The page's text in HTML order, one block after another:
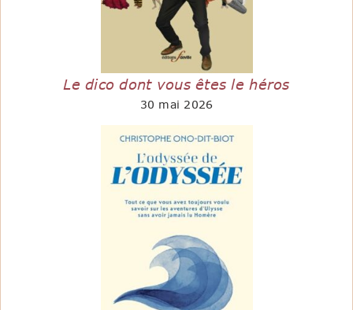
Le dico dont vous êtes le héros
30 mai 2026